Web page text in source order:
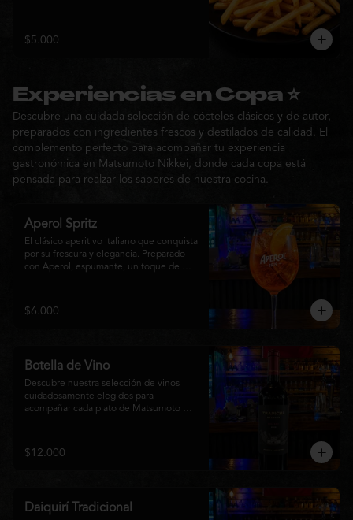
$5.000
Experiencias en Copa ⭐
Descubre una cuidada selección de cócteles clásicos y de autor,
preparados con ingredientes frescos y destilados de calidad. El
complemento perfecto para acompañar tu experiencia
gastronómica en Matsumoto Nikkei, donde cada copa está
pensada para realzar los sabores de nuestra cocina.
Aperol Spritz
El clásico aperitivo italiano que conquista
por su frescura y elegancia. Preparado
con Aperol, espumante, un toque de
refrescante y de notas cítricas, perfecto
para disfrutar antes de la comida o
$6.000
Botella de Vino
Descubre nuestra selección de vinos
cuidadosamente elegidos para
acompañar cada plato de Matsumoto
$12.000
Daiquirí Tradicional